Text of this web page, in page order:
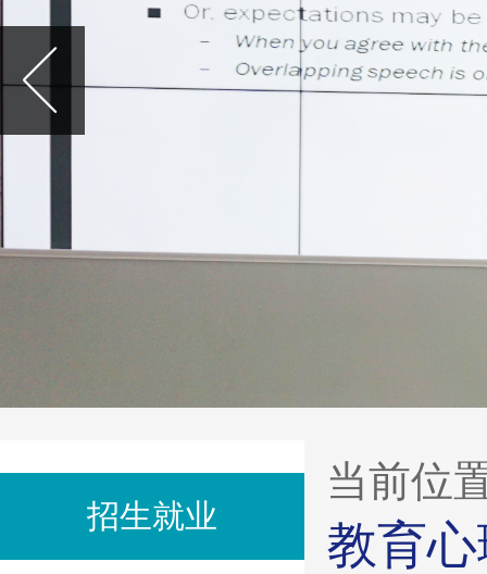
招生就业
当前位
教育